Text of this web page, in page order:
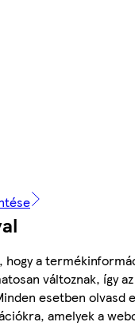
a
változnak, így
esetben
amelyek a